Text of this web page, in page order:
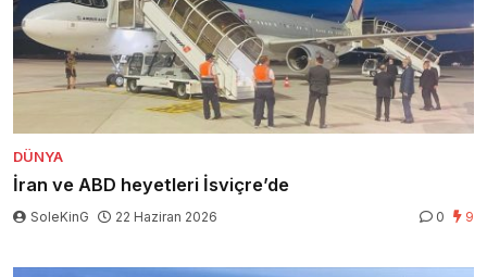
DÜNYA
İran ve ABD heyetleri İsviçre’de
SoleKinG 22 Haziran 2026 0 9